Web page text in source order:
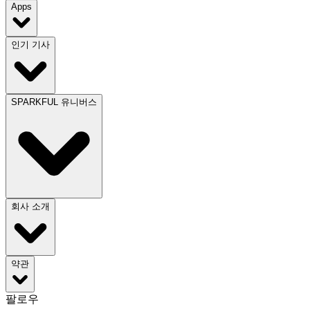
Apps
인기 기사
SPARKFUL 유니버스
회사 소개
약관
팔로우